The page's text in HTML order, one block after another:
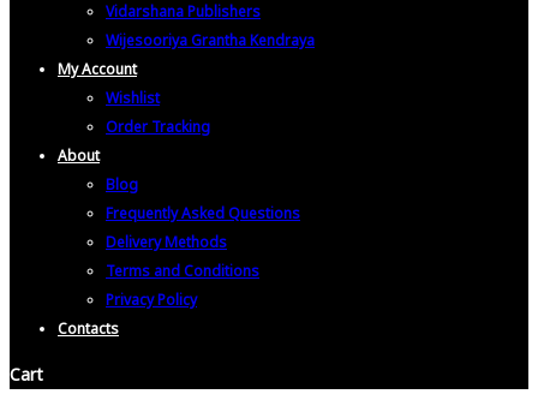
Vidarshana Publishers
Wijesooriya Grantha Kendraya
My Account
Wishlist
Order Tracking
About
Blog
Frequently Asked Questions
Delivery Methods
Terms and Conditions
Privacy Policy
Contacts
Cart